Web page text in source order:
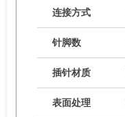
连接方式
针脚数
插针材质
表面处理